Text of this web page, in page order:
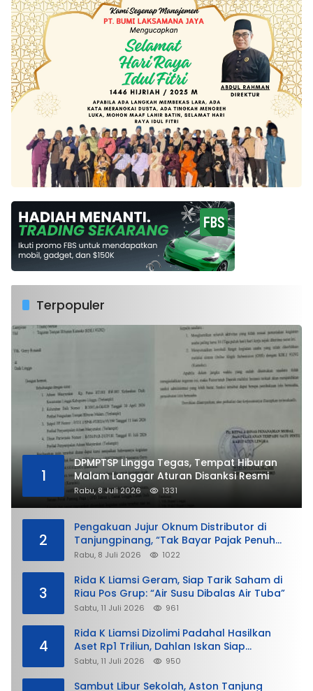
Terpopuler
1
DPMPTSP Lingga Tegas, Tempat Hiburan
Malam Langgar Aturan Disanksi Resmi
Rabu, 8 Juli 2026 1331
2
Pengakuan Jujur Oknum Distributor di
Tanjungpinang, “Tak Bayar Pajak Penuh
demi Untung”
Rabu, 8 Juli 2026 1022
3
Rida K Liamsi Geram, Siap Tarik Saham di
Riau Pos Grup: “Air Susu Dibalas Air Tuba”
Sabtu, 11 Juli 2026 961
4
Rida K Liamsi Dizolimi Padahal Hasilkan
Aset Rp1 Triliun, Dahlan Iskan Siap
Membela
Sabtu, 11 Juli 2026 950
Sambut Libur Sekolah, Aston Tanjung